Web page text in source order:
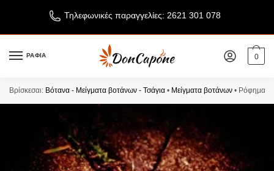
Τηλεφωνικές παραγγελίες: 2621 301 078
ΡΑΦΙΑ 0
Βρίσκεσαι: Βότανα - Μείγματα βοτάνων - Τσάγια • Μείγματα βοτάνων • Ρόφημα